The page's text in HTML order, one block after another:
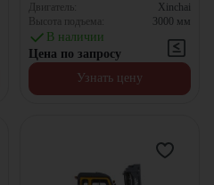
Двигатель:
Xinchai
Высота подъема:
3000 мм
В наличии
Цена по запросу
Узнать цену